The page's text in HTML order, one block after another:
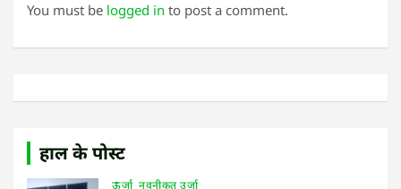
You must be logged in to post a comment.
हाल के पोस्ट
ऊर्जा नवनीकृत उर्जा